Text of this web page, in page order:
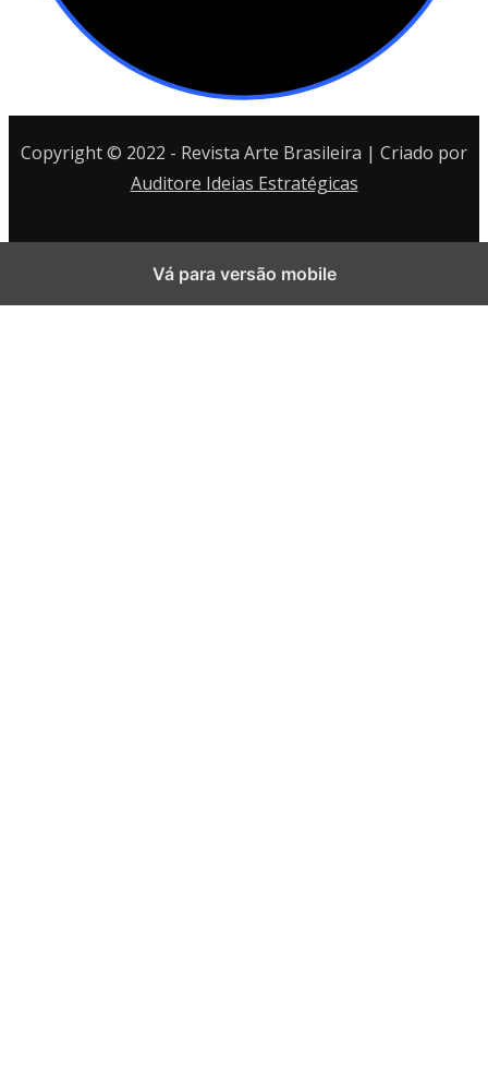
Copyright © 2022 - Revista Arte Brasileira | Criado por
Auditore Ideias Estratégicas
Vá para versão mobile